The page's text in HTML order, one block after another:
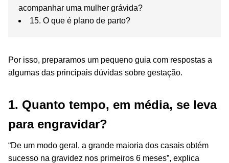
acompanhar uma mulher grávida?
15. O que é plano de parto?
Por isso, preparamos um pequeno guia com respostas a
algumas das principais dúvidas sobre gestação.
1. Quanto tempo, em média, se leva
para engravidar?
“De um modo geral, a grande maioria dos casais obtém
sucesso na gravidez nos primeiros 6 meses”, explica